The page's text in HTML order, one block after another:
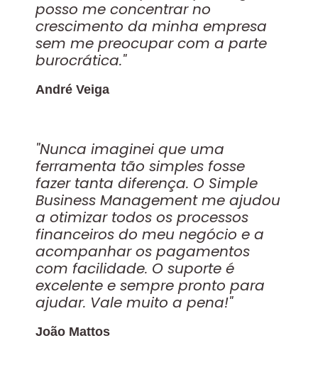
posso me concentrar no
crescimento da minha empresa
sem me preocupar com a parte
burocrática."
André Veiga
"Nunca imaginei que uma
ferramenta tão simples fosse
fazer tanta diferença. O Simple
Business Management me ajudou
a otimizar todos os processos
financeiros do meu negócio e a
acompanhar os pagamentos
com facilidade. O suporte é
excelente e sempre pronto para
ajudar. Vale muito a pena!"
João Mattos